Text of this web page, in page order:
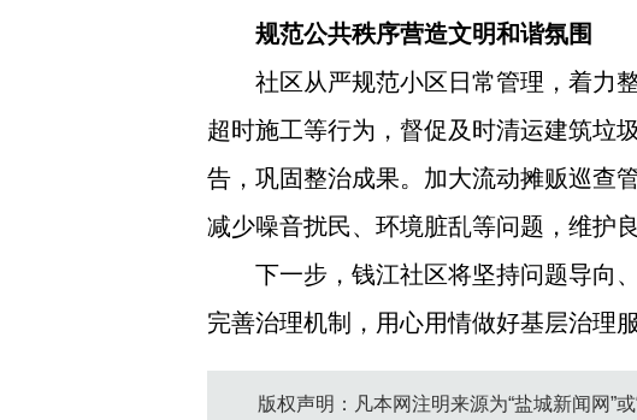
规范公共秩序营造文明和谐氛围
社区从严规范小区日常管理，着力
超时施工等行为，督促及时清运建筑垃
告，巩固整治成果。加大流动摊贩巡查
减少噪音扰民、环境脏乱等问题，维护
下一步，钱江社区将坚持问题导向
完善治理机制，用心用情做好基层治理
版权声明：凡本网注明来源为“盐城新闻网”